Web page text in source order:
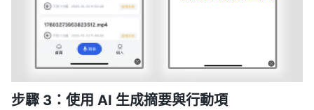
步驟 3：使用 AI 生成摘要與行動項